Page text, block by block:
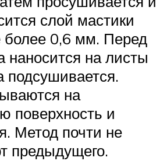
слой мастики
0,6 мм. Перед
наносится на листы
подсушивается.
на
поверхность и
Метод почти не
предыдущего.